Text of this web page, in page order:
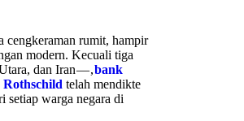
cengkeraman rumit, hampir
modern. Kecuali tiga
dan Iran — ,bank
telah mendikte
setiap warga negara di